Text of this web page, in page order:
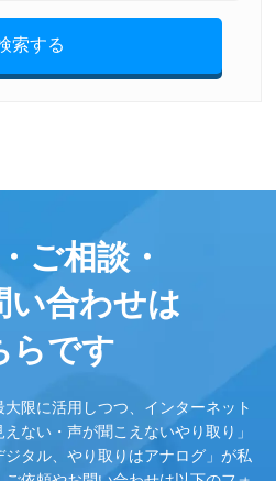
索する
ご相談・
い合わせは
らです
限に活用しつつ、インターネット
ない・声が聞こえないやり取り」
タル、やり取りはアナログ」が私